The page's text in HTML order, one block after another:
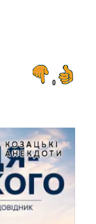
0